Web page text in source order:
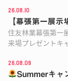
26.08.10
【幕張第一展
住友林業幕張第一
来場プレゼントキ
26.08.09
Summerキャ